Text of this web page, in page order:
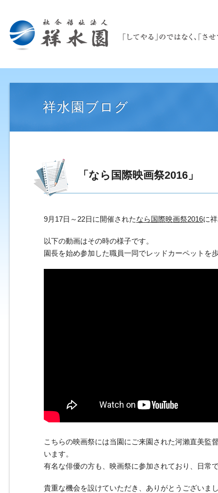
祥水園ブログ
「なら国際映画祭2016」
9月17日～22日に開催されたなら国際映画祭2016に
以下の動画はその時の様子です。
園長を始め参加した職員一同でレッドカーペットを
こちらの映画祭には当園にご来園された河瀨直美監
います。
有名な俳優の方も、映画祭に参加されており、日常
貴重な機会を設けていただき、ありがとうございま